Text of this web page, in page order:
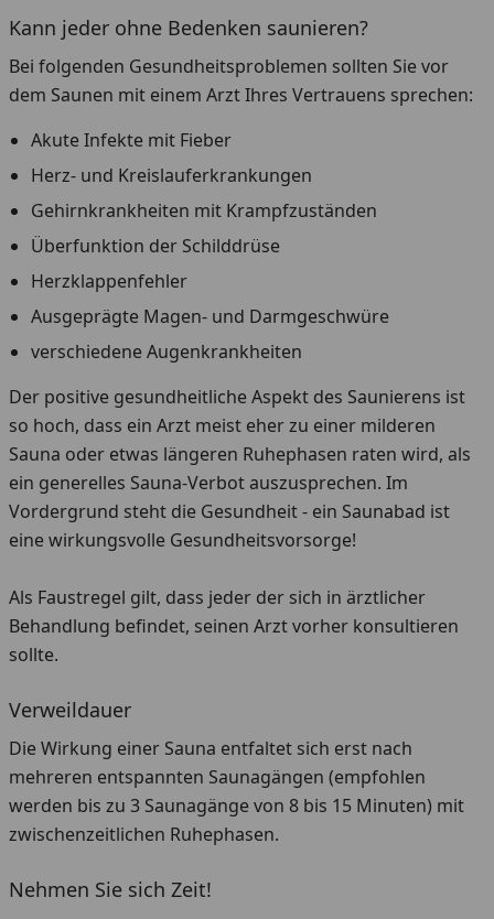
Kann jeder ohne Bedenken saunieren?
Bei folgenden Gesundheitsproblemen sollten Sie vor
dem Saunen mit einem Arzt Ihres Vertrauens sprechen:
Akute Infekte mit Fieber
Herz- und Kreislauferkrankungen
Gehirnkrankheiten mit Krampfzuständen
Überfunktion der Schilddrüse
Herzklappenfehler
Ausgeprägte Magen- und Darmgeschwüre
verschiedene Augenkrankheiten
Der positive gesundheitliche Aspekt des Saunierens ist
so hoch, dass ein Arzt meist eher zu einer milderen
Sauna oder etwas längeren Ruhephasen raten wird, als
ein generelles Sauna-Verbot auszusprechen. Im
Vordergrund steht die Gesundheit - ein Saunabad ist
eine wirkungsvolle Gesundheitsvorsorge!
Als Faustregel gilt, dass jeder der sich in ärztlicher
Behandlung befindet, seinen Arzt vorher konsultieren
sollte.
Verweildauer
Die Wirkung einer Sauna entfaltet sich erst nach
mehreren entspannten Saunagängen (empfohlen
werden bis zu 3 Saunagänge von 8 bis 15 Minuten) mit
zwischenzeitlichen Ruhephasen.
Nehmen Sie sich Zeit!